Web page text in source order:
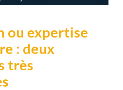
ou expertise
: deux
très